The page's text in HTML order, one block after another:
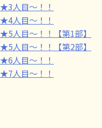
人目～！！
人目～！！
人目～！！【第1部】
人目～！！【第2部】
人目～！！
人目～！！